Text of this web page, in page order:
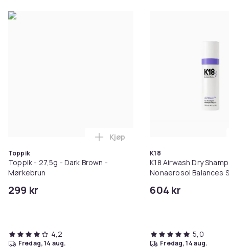
Toppik
Toppik - 27,5g - Dark Brown -
Mørkebrun
299 kr
Legg Toppik - 27,5g - Dark
Kjøp
4,2
fredag, 14 aug.
K18
K18 Airwash Dry
Nonaerosol Balances
604 kr
5,0
fredag, 14 aug.